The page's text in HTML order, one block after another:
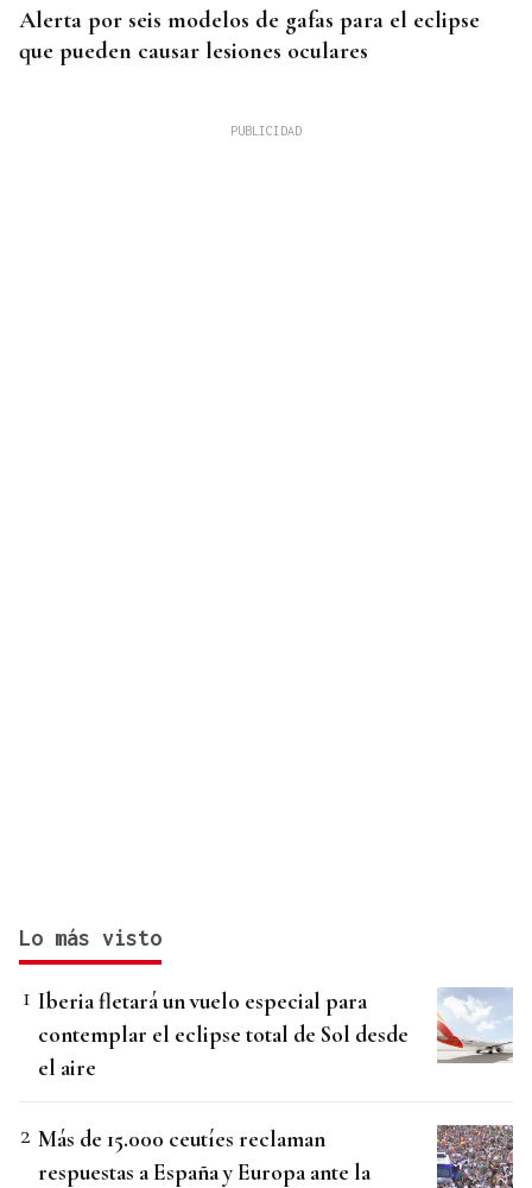
Alerta por seis modelos de gafas para el eclipse
que pueden causar lesiones oculares
Lo más visto
Iberia fletará un vuelo especial para
contemplar el eclipse total de Sol desde
el aire
Más de 15.000 ceutíes reclaman
respuestas a España y Europa ante la